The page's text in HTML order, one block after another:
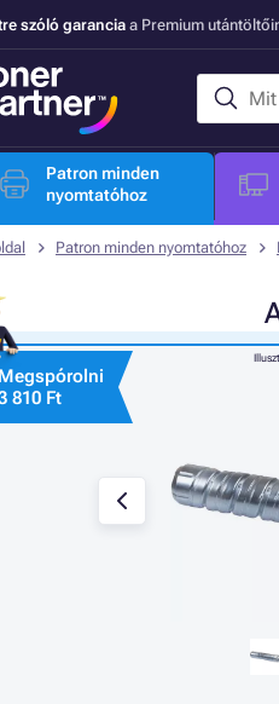
szóló garancia a Premium
Patron minden
nyomtatóhoz
Patron minden nyomtatóhoz
Megspórolni
810 Ft